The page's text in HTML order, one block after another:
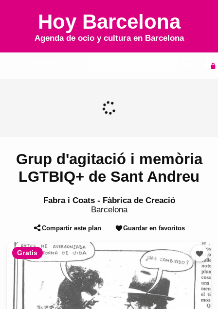
Hoy Barcelona
Agenda de ocio y cultura en Barcelona
Grup d'agitació i memòria
LGTBIQ+ de Sant Andreu
Fabra i Coats - Fàbrica de Creació
Barcelona
Compartir este plan Guardar en favoritos
Gratis